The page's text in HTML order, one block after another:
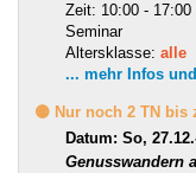
Zeit: 10:00 - 17:00
Seminar
Altersklasse: alle
... mehr Infos
🟡 Nur noch 2 TN bis
Datum: So,
Genusswandern